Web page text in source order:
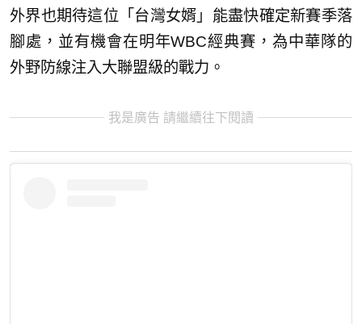
外界也期待這位「台灣女婿」能盡快確定新賽季落
腳處，並有機會在明年WBC經典賽，為中華隊的
外野防線注入大聯盟級的戰力。
我是廣告 請繼續往下閱讀